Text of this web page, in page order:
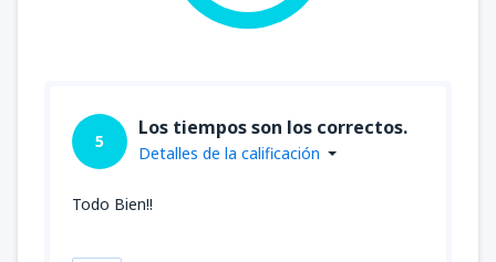
5
Los tiempos son los correctos.
Detalles de la calificación
Todo Bien!!